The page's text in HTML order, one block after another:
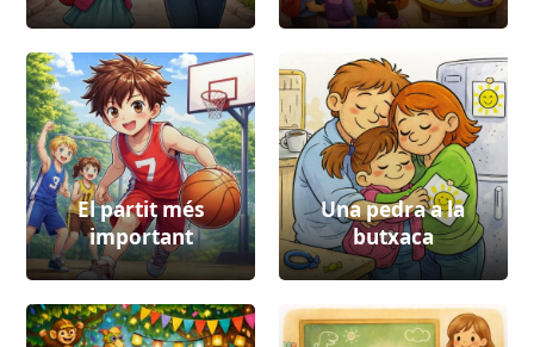
El partit més
important
Una pedra a la
butxaca